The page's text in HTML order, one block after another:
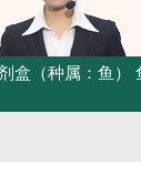
盒（种属：鱼）